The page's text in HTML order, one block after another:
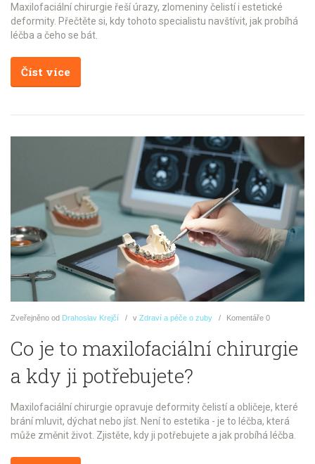
Maxilofaciální chirurgie řeší úrazy, zlomeniny čelistí i estetické
deformity. Přečtěte si, kdy tohoto specialistu navštívit, jak probíhá
léčba a čeho se bát.
Číst více
Zveřejněno od Drahoslav Krejčí v Zdraví a péče o zuby Komentáře 0
Co je to maxilofaciální chirurgie
a kdy ji potřebujete?
Maxilofaciální chirurgie opravuje deformity čelistí a obličeje, které
brání mluvit, dýchat nebo jíst. Není to estetika - je to léčba, která
může změnit život. Zjistěte, kdy ji potřebujete a jak probíhá léčba.